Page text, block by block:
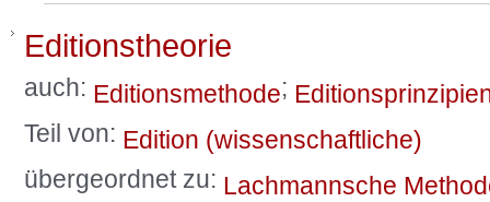
Editionstheorie
auch: Editionsmethode;
Teil von: Edition (wissenschaftliche)
übergeordnet zu: Lachmannsche